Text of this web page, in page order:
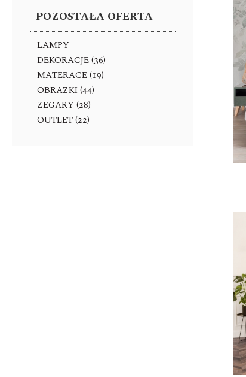
POZOSTAŁA OFERTA
LAMPY
DEKORACJE (36)
MATERACE (19)
OBRAZKI (44)
ZEGARY (28)
OUTLET (22)